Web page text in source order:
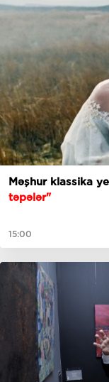
Məşhur klassika
təpələr"
15:00